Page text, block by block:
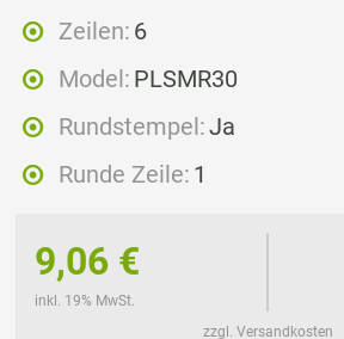
Zeilen: 6
Model: PLSMR30
Rundstempel:Ja
Runde Zeile: 1
9,06 €
inkl. 19% MwSt.
zzgl. Versandkosten